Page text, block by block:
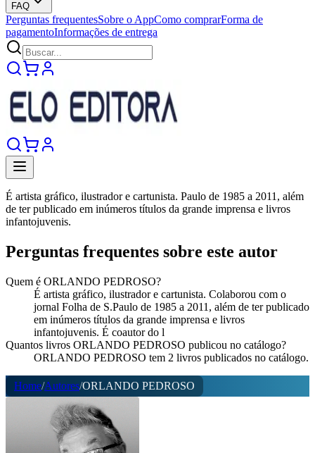
FAQ
Perguntas frequentesSobre o AppComo comprarForma de
pagamentoInformações de entrega
É artista gráfico, ilustrador e cartunista. Paulo de 1985 a 2011, além
de ter publicado em inúmeros títulos da grande imprensa e livros
infantojuvenis.
Perguntas frequentes sobre este autor
Quem é ORLANDO PEDROSO?
É artista gráfico, ilustrador e cartunista. Colaborou com o
jornal Folha de S.Paulo de 1985 a 2011, além de ter publicado
em inúmeros títulos da grande imprensa e livros
infantojuvenis. É coautor do l
Quantos livros ORLANDO PEDROSO publicou no catálogo?
ORLANDO PEDROSO tem 2 livros publicados no catálogo.
Home/Autores/ORLANDO PEDROSO